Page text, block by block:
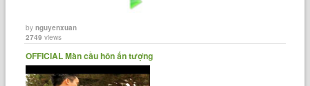
bynguyenxuan
2749 views
OFFICIAL Màn cầu hôn ấn tượng